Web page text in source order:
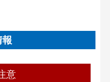
報
意